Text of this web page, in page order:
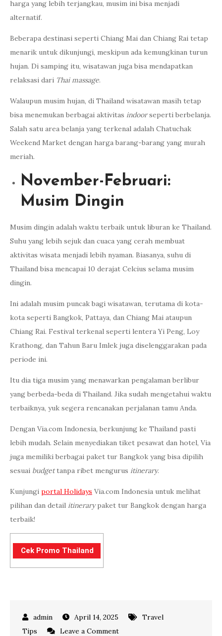
harga yang lebih terjangkau, musim ini bisa menjadi
alternatif.
Beberapa destinasi seperti Chiang Mai dan Chiang Rai tetap
menarik untuk dikunjungi, meskipun ada kemungkinan turun
hujan. Di samping itu, wisatawan juga bisa mendapatkan
relaksasi dari Thai massage.
Walaupun musim hujan, di Thailand wisatawan masih tetap
bisa menemukan berbagai aktivitas indoorseperti berbelanja.
Salah satu area belanja yang terkenal adalah Chatuchak
Weekend Market dengan harga barang-barang yang murah
meriah.
November-Februari:
Musim Dingin
Musim dingin adalah waktu terbaik untuk liburan ke Thailand.
Suhu yang lebih sejuk dan cuaca yang cerah membuat
aktivitas wisata menjadi lebih nyaman. Biasanya, suhu di
Thailand bisa mencapai 10 derajat Celcius selama musim
dingin.
Ini adalah musim puncak bagi wisatawan, terutama di kota-
kota seperti Bangkok, Pattaya, dan Chiang Mai ataupun
Chiang Rai. Festival terkenal seperti lentera Yi Peng, Loy
Krathong, dan Tahun Baru Imlek juga diselenggarakan pada
periode ini.
Itu dia tiga musim yang menawarkan pengalaman berlibur
yang berbeda-beda di Thailand. Jika sudah mengetahui waktu
terbaiknya, yuk segera rencanakan perjalanan tamu Anda.
Dengan Via.com Indonesia, berkunjung ke Thailand pasti
lebih mudah. Selain menyediakan tiket pesawat dan hotel, Via
juga memiliki berbagai paket tur Bangkok yang bisa dipilih
sesuai budgettanpa ribet mengurus itinerary.
Kunjungi portal Holidays Via.com Indonesia untuk melihat
pilihan dan detail itinerarypaket tur Bangkok dengan harga
terbaik!
Cek Promo Thailand
April 14, 2025
Travel
Tips
Leave a Commenton